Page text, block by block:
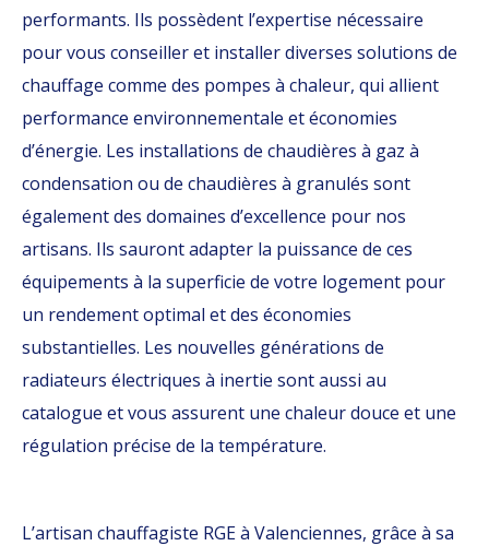
performants. Ils possèdent l’expertise nécessaire
pour vous conseiller et installer diverses solutions de
chauffage comme des pompes à chaleur, qui allient
performance environnementale et économies
d’énergie. Les installations de chaudières à gaz à
condensation ou de chaudières à granulés sont
également des domaines d’excellence pour nos
artisans. Ils sauront adapter la puissance de ces
équipements à la superficie de votre logement pour
un rendement optimal et des économies
substantielles. Les nouvelles générations de
radiateurs électriques à inertie sont aussi au
catalogue et vous assurent une chaleur douce et une
régulation précise de la température.
L’artisan chauffagiste RGE à Valenciennes, grâce à sa